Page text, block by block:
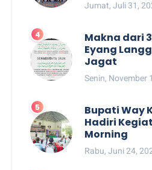
Jumat, Juli 31,
Makna dari
Eyang
Jagat
Senin, November
Bupati Way
Hadiri
Morning
Rabu, Juni 24,